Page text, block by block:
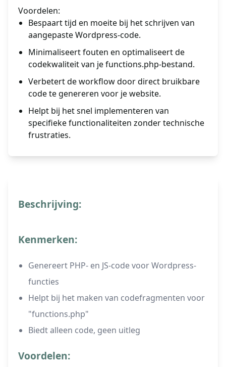
Voordelen:
Bespaart tijd en moeite bij het schrijven van
aangepaste Wordpress-code.
Minimaliseert fouten en optimaliseert de
codekwaliteit van je functions.php-bestand.
Verbetert de workflow door direct bruikbare
code te genereren voor je website.
Helpt bij het snel implementeren van
specifieke functionaliteiten zonder technische
frustraties.
Beschrijving:
Kenmerken:
Genereert PHP- en JS-code voor Wordpress-
functies
Helpt bij het maken van codefragmenten voor
"functions.php"
Biedt alleen code, geen uitleg
Voordelen: